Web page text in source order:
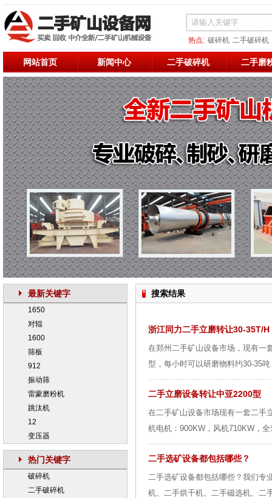
热点: 破碎机 二手破碎机
二手烘干机 二手破碎 二
网站首页 新闻中心 二手破碎机 二手磨
最新关键字
1650
对辊
1600
筛板
912
振动筛
雷蒙磨粉机
跳汰机
12
变压器
热门关键字
破碎机
二手破碎机
搜索结果
浙江同力二手立磨转让30-35T/H
在郑州二手矿山设备市场，现有一
型，每小时可以研磨物料约30-35
二手立磨设备转让中亚2200型
在二手矿山设备市场现有一套二手
机电机：900KW，风机710KW，
二手选矿设备都包括哪些？
二手选矿设备都包括哪些？我们专
机、二手烘干机、二手磁选机、二